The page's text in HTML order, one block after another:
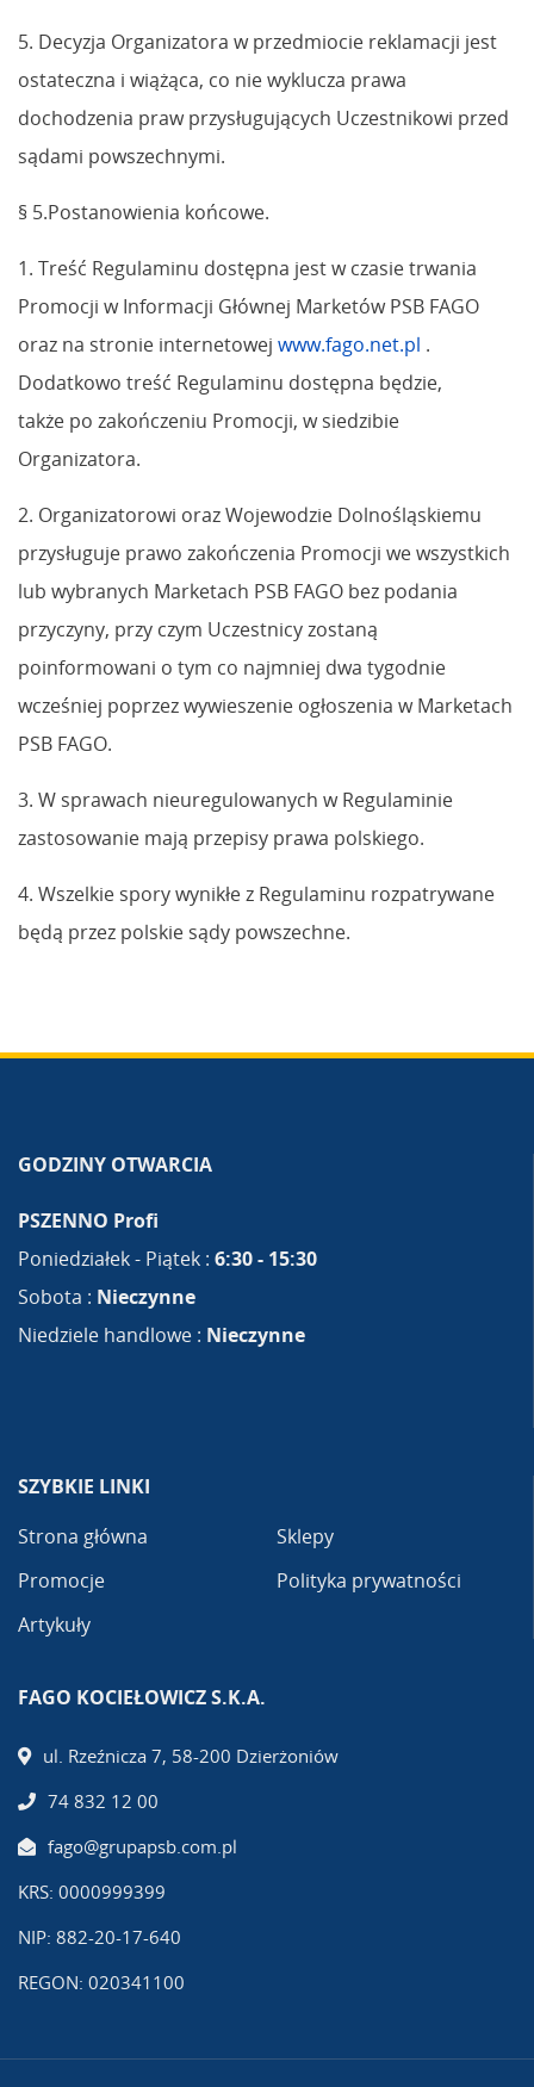
5. Decyzja Organizatora w przedmiocie reklamacji jest
ostateczna i wiążąca, co nie wyklucza prawa
dochodzenia praw przysługujących Uczestnikowi przed
sądami powszechnymi.
§ 5.Postanowienia końcowe.
1. Treść Regulaminu dostępna jest w czasie trwania
Promocji w Informacji Głównej Marketów PSB FAGO
oraz na stronie internetowej www.fago.net.pl .
Dodatkowo treść Regulaminu dostępna będzie,
także po zakończeniu Promocji, w siedzibie
Organizatora.
2. Organizatorowi oraz Wojewodzie Dolnośląskiemu
przysługuje prawo zakończenia Promocji we wszystkich
lub wybranych Marketach PSB FAGO bez podania
przyczyny, przy czym Uczestnicy zostaną
poinformowani o tym co najmniej dwa tygodnie
wcześniej poprzez wywieszenie ogłoszenia w Marketach
PSB FAGO.
3. W sprawach nieuregulowanych w Regulaminie
zastosowanie mają przepisy prawa polskiego.
4. Wszelkie spory wynikłe z Regulaminu rozpatrywane
będą przez polskie sądy powszechne.
GODZINY OTWARCIA
PSZENNO Profi
Poniedziałek - Piątek : 6:30 - 15:30
Sobota : Nieczynne
Niedziele handlowe : Nieczynne
SZYBKIE LINKI
Strona główna
Promocje
Artykuły
Sklepy
Polityka prywatności
FAGO KOCIEŁOWICZ S.K.A.
ul. Rzeźnicza 7, 58-200 Dzierżoniów
74 832 12 00
fago@grupapsb.com.pl
KRS: 0000999399
NIP: 882-20-17-640
REGON: 020341100